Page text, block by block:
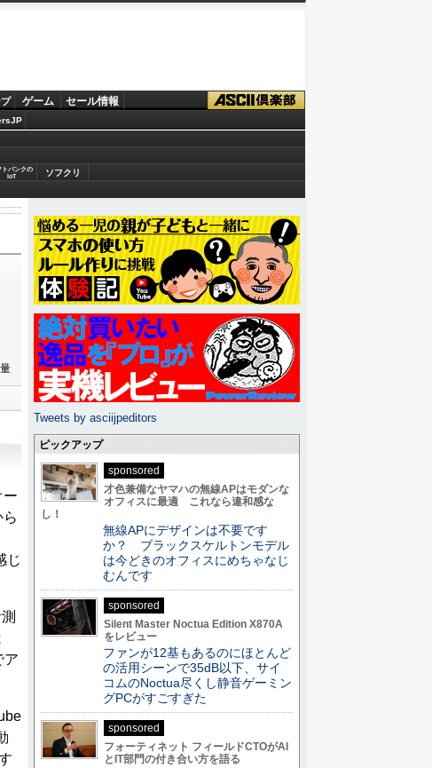
ゲーム セール情報
トバンクの
IoT
ソフクリ
ー
じ
ア
Tweets by asciijpeditors
ピックアップ
sponsored
才色兼備なヤマハの無線APはモダンな
オフィスに最適 これなら違和感な
し！
無線APにデザインは不要です
か？ ブラックスケルトンモデル
は今どきのオフィスにめちゃなじ
むんです
sponsored
Silent Master Noctua Edition X870A
をレビュー
ファンが12基もあるのにほとんど
の活用シーンで35dB以下、サイ
コムのNoctua尽くし静音ゲーミン
グPCがすごすぎた
sponsored
フォーティネット フィールドCTOがAI
とIT部門の付き合い方を語る